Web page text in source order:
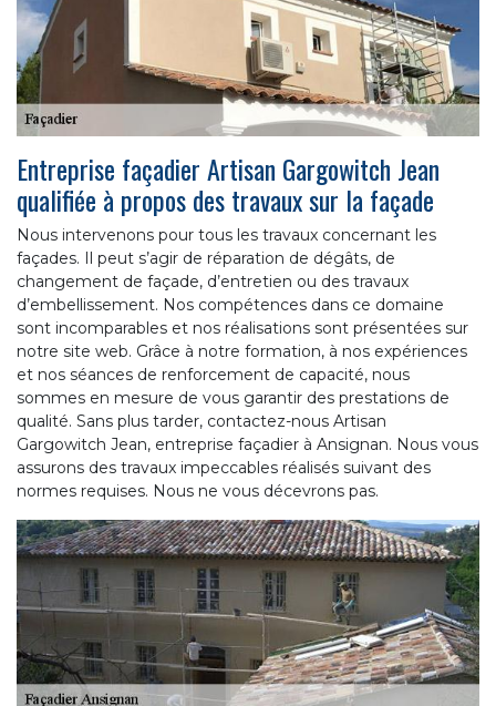
Entreprise façadier Artisan Gargowitch Jean
qualifiée à propos des travaux sur la façade
Nous intervenons pour tous les travaux concernant les
façades. Il peut s’agir de réparation de dégâts, de
changement de façade, d’entretien ou des travaux
d’embellissement. Nos compétences dans ce domaine
sont incomparables et nos réalisations sont présentées sur
notre site web. Grâce à notre formation, à nos expériences
et nos séances de renforcement de capacité, nous
sommes en mesure de vous garantir des prestations de
qualité. Sans plus tarder, contactez-nous Artisan
Gargowitch Jean, entreprise façadier à Ansignan. Nous vous
assurons des travaux impeccables réalisés suivant des
normes requises. Nous ne vous décevrons pas.